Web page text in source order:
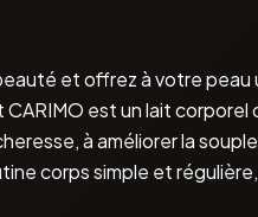
et offrez à votre
est un lait
à améliorer la
corps simple et